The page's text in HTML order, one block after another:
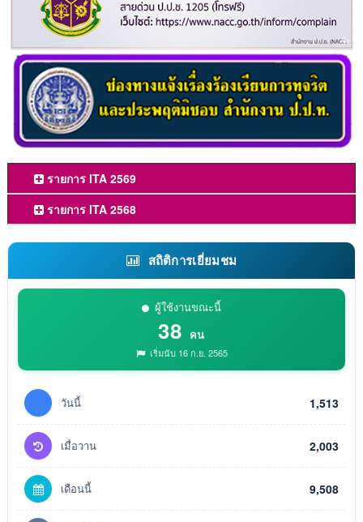
รายการ ITA 2569
รายการ ITA 2568
สถิติการเยี่ยมชม
ผู้ใช้งานขณะนี้
38 คน
เริ่มนับ 16 ก.ย. 2565
วันนี้ 1,513
เมื่อวาน 2,003
เดือนนี้ 9,508